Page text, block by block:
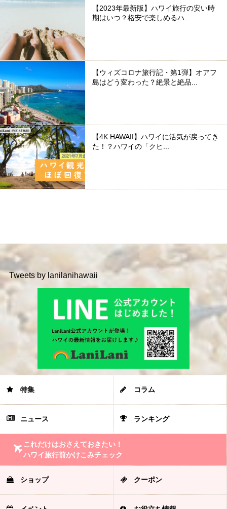
【2023年最新版】ハワイ旅行の安い時
期はいつ？格安で楽しめるハ...
【ウィズコロナ旅行記・第1弾】オアフ
島はどう変わった？絶景と絶品...
【4K HAWAII】ハワイに活気が戻ってき
た！？ハワイの「クヒ...
Tweets by lanilanihawaii
特集 コラム
ニュース ランキング
これだけはおさえておきたい！
ハワイ旅行前かけこみチェック
ショップ クーポン